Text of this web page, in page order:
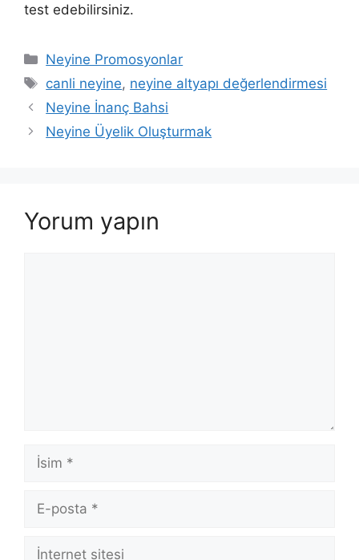
test edebilirsiniz.
Kategoriler
Neyine Promosyonlar
Etiketler
canli neyine, neyine altyapı değerlendirmesi
Neyine İnanç Bahsi
Neyine Üyelik Oluşturmak
Yorum yapın
İsim
posta
İnternet